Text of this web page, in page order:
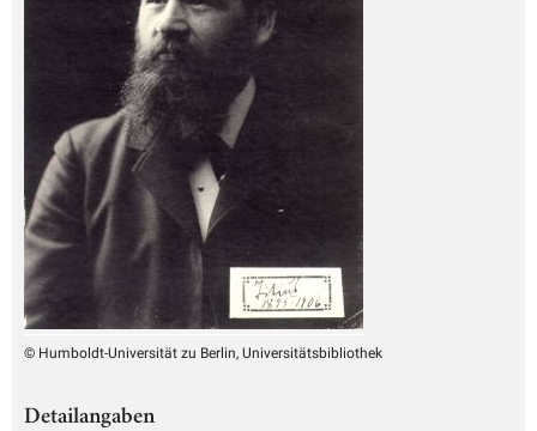
© Humboldt-Universität zu Berlin, Universitätsbibliothek
Detailangaben